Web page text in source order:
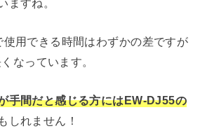
用できる時間はわずかの差ですが
なっています。
手間だと感じる方にはEW-DJ55の
しれません！